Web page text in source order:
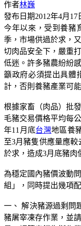
作者林巍
發布日期2012年4月17
今年以來，受到養豬
季，市場供過於求，
切肉品安全下，嚴重
低迷。許多豬農紛紛
籲政府必須提出具體
計，否則養豬產業可
根據家畜（肉品）批
毛豬交易價格平均每
年11月底台灣地區養
至3月豬隻供應量應
於求，造成3月底豬肉
為穩定國內豬價波動
組」，同時提出幾項
一、 解決豬源過剩問
豬屠宰凍存作業，並